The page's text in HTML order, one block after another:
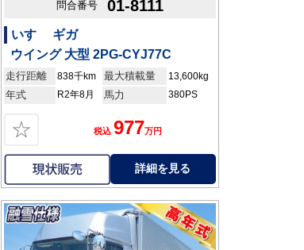
問合番号 01-8111
いすゞ ギガ
ウイング 大型 2PG-CYJ77C
走行距離 838千km 最大積載量 13,600kg
年式 R2年8月 馬力 380PS
☆ 税込 977万円
詳細を見る